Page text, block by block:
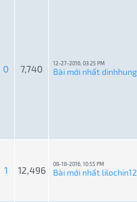
0 7,740 12-27-2016, 03:25 PM
Bài mới nhất:
1 12,496
08-18-2016, 10:55 PM
Bài mới nhất: